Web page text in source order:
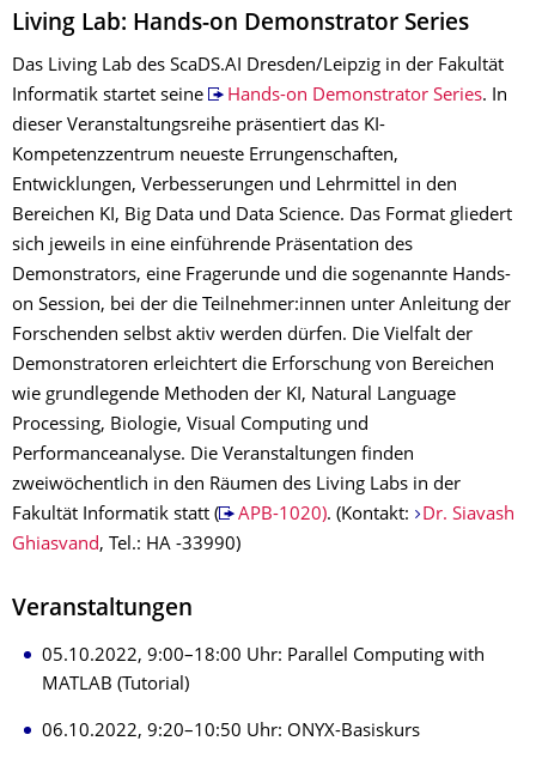
Living Lab: Hands-on Demonstrator Series
Das Living Lab des ScaDS.AI Dresden/Leipzig in der Fakultät
Informatik startet seine
Hands-on Demonstrator Series. In
dieser Veranstaltungsreihe präsentiert das KI-
Kompetenzzentrum neueste Errungenschaften,
Entwicklungen, Verbesserungen und Lehrmittel in den
Bereichen KI, Big Data und Data Science. Das Format gliedert
sich jeweils in eine einführende Präsentation des
Demonstrators, eine Fragerunde und die sogenannte Hands-
on Session, bei der die Teilnehmer:innen unter Anleitung der
Forschenden selbst aktiv werden dürfen. Die Vielfalt der
Demonstratoren erleichtert die Erforschung von Bereichen
wie grundlegende Methoden der KI, Natural Language
Processing, Biologie, Visual Computing und
Performanceanalyse. Die Veranstaltungen finden
zweiwöchentlich in den Räumen des Living Labs in der
Fakultät Informatik statt (
APB-1020). (Kontakt:
Dr. Siavash
Ghiasvand, Tel.: HA -33990)
Veranstaltungen
05.10.2022, 9:00–18:00 Uhr: Parallel Computing with
MATLAB (Tutorial)
06.10.2022, 9:20–10:50 Uhr: ONYX-Basiskurs